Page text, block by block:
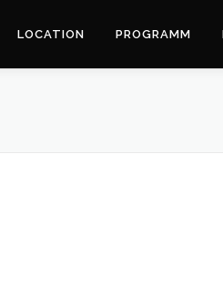
LOCATION PROGRAMM